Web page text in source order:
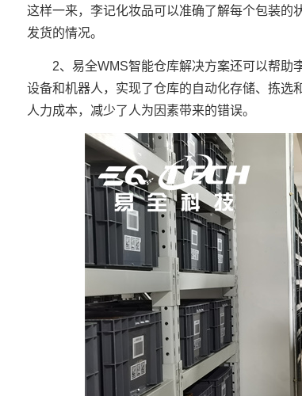
这样一来，李记化妆品可以准确了解每个包装的
发货的情况。
2、易全WMS智能仓库解决方案还可以帮助
设备和机器人，实现了仓库的自动化存储、拣选
人力成本，减少了人为因素带来的错误。